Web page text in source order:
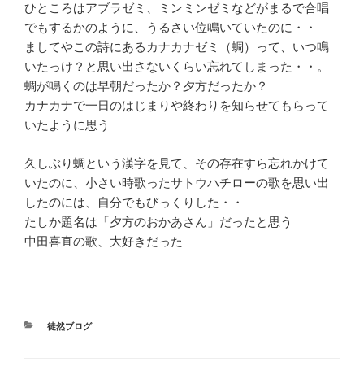
ひところはアブラゼミ、ミンミンゼミなどがまるで合唱
でもするかのように、うるさい位鳴いていたのに・・
ましてやこの詩にあるカナカナゼミ（蜩）って、いつ鳴
いたっけ？と思い出さないくらい忘れてしまった・・。
蜩が鳴くのは早朝だったか？夕方だったか？
カナカナで一日のはじまりや終わりを知らせてもらって
いたように思う
久しぶり蜩という漢字を見て、その存在すら忘れかけて
いたのに、小さい時歌ったサトウハチローの歌を思い出
したのには、自分でもびっくりした・・
たしか題名は「夕方のおかあさん」だったと思う
中田喜直の歌、大好きだった
カ
徒然ブログ